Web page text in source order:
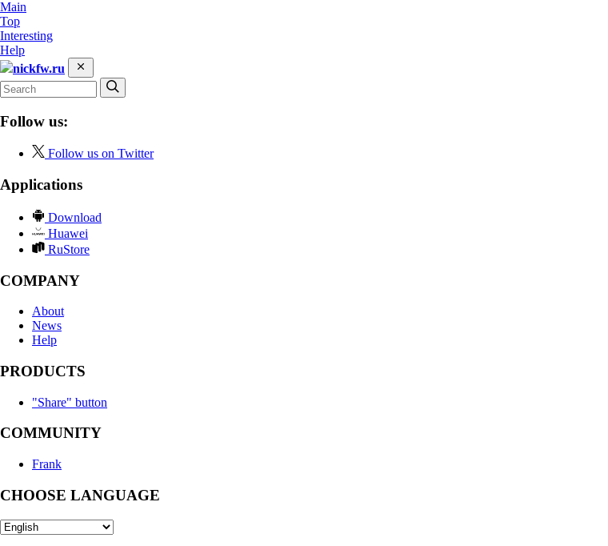
Main
Top
Interesting
Help
nickfw.ru
Follow us:
Follow us on Twitter
Applications
Download
Huawei
RuStore
COMPANY
About
News
Help
PRODUCTS
"Share" button
COMMUNITY
Frank
CHOOSE LANGUAGE